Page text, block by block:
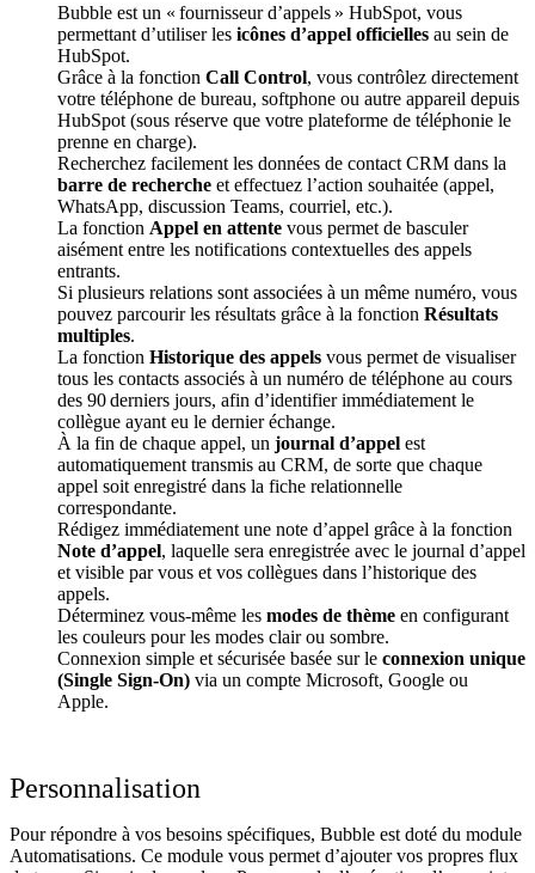
Bubble est un « fournisseur d’appels » HubSpot, vous
permettant d’utiliser les icônes d’appel officielles au sein de
HubSpot.
Grâce à la fonction Call Control, vous contrôlez directement
votre téléphone de bureau, softphone ou autre appareil depuis
HubSpot (sous réserve que votre plateforme de téléphonie le
prenne en charge).
Recherchez facilement les données de contact CRM dans la
barre de recherche et effectuez l’action souhaitée (appel,
WhatsApp, discussion Teams, courriel, etc.).
La fonction Appel en attente vous permet de basculer
aisément entre les notifications contextuelles des appels
entrants.
Si plusieurs relations sont associées à un même numéro, vous
pouvez parcourir les résultats grâce à la fonction Résultats
multiples.
La fonction Historique des appels vous permet de visualiser
tous les contacts associés à un numéro de téléphone au cours
des 90 derniers jours, afin d’identifier immédiatement le
collègue ayant eu le dernier échange.
À la fin de chaque appel, un journal d’appel est
automatiquement transmis au CRM, de sorte que chaque
appel soit enregistré dans la fiche relationnelle
correspondante.
Rédigez immédiatement une note d’appel grâce à la fonction
Note d’appel, laquelle sera enregistrée avec le journal d’appel
et visible par vous et vos collègues dans l’historique des
appels.
Déterminez vous-même les modes de thème en configurant
les couleurs pour les modes clair ou sombre.
Connexion simple et sécurisée basée sur le connexion unique
(Single Sign-On) via un compte Microsoft, Google ou
Apple.
Personnalisation
Pour répondre à vos besoins spécifiques, Bubble est doté du module
Automatisations. Ce module vous permet d’ajouter vos propres flux